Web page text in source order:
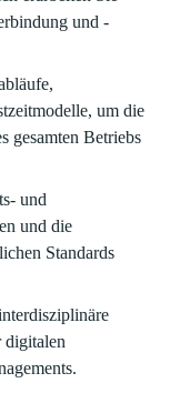
und -
um die
gesamten Betriebs
und
und die
Standards
digitalen